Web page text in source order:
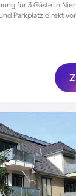
für 3 Gäste in
Parkplatz direkt